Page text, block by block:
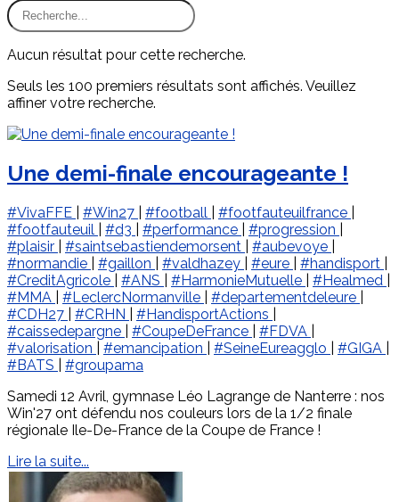
Aucun résultat pour cette recherche.
Seuls les 100 premiers résultats sont affichés. Veuillez
affiner votre recherche.
Une demi-finale encourageante !
#VivaFFE #Win27 #football #footfauteuilfrance
#footfauteuil
#d3 #performance #progression
#plaisir
#saintsebastiendemorsent #aubevoye
#normandie
#gaillon #valdhazey #eure #handisport
#CreditAgricole
#ANS #HarmonieMutuelle #Healmed
#MMA
#LeclercNormanville #departementdeleure
#CDH27
#CRHN #HandisportActions
#caissedepargne
#CoupeDeFrance #FDVA
#valorisation
#emancipation #SeineEureagglo #GIGA
#BATS
#groupama
Samedi 12 Avril, gymnase Léo Lagrange de Nanterre : nos
Win'27 ont défendu nos couleurs lors de la 1/2 finale
régionale Ile-De-France de la Coupe de France !
Lire la suite...